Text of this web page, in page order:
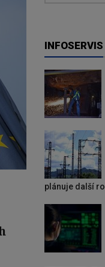
INFOSERVIS
plánuje další